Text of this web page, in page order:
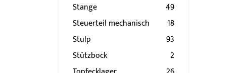
Stange
49
Steuerteil mechanisch
18
Stulp
93
Stützbock
2